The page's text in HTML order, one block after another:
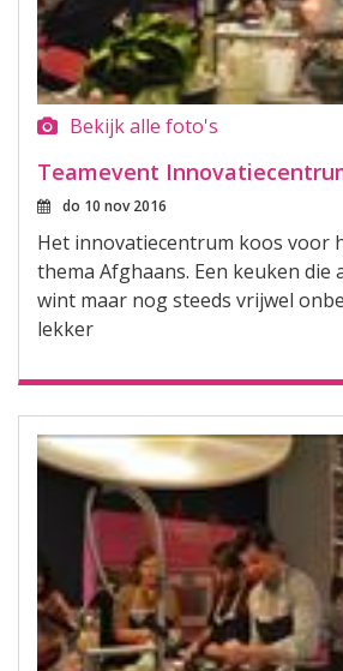
Bekijk alle foto's
Teamevent
do 10 nov 2016
Het innovatiecentrum koos voor
thema Afghaans. Een keuken
wint maar nog steeds vrijwel
lekker